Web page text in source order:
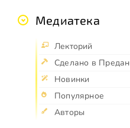
Медиатека
Лекторий
Сделано в
Новинки
Популярное
Авторы